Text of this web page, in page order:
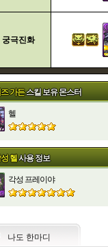
궁극진화
가든스킬 보유 몬스터
헬
헬사용 정보
각성 프레이야
나도 한마디